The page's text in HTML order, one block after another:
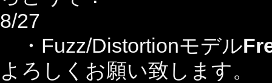
8/27
・Fuzz/Distortionモデル
よろしくお願い致します。